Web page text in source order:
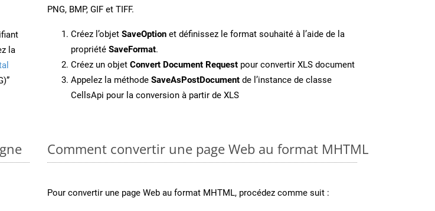
la
PNG, BMP, GIF et TIFF.
Créez l’objet SaveOption et définissez le format souhaité à l’aide de la
propriété SaveFormat.
Créez un objet Convert Document Request pour convertir XLS document
Appelez la méthode SaveAsPostDocument de l’instance de classe
CellsApi pour la conversion à partir de XLS
Comment convertir une page Web au format MHTML
Pour convertir une page Web au format MHTML, procédez comme suit :